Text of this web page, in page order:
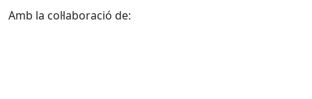
Amb la col·laboració de: